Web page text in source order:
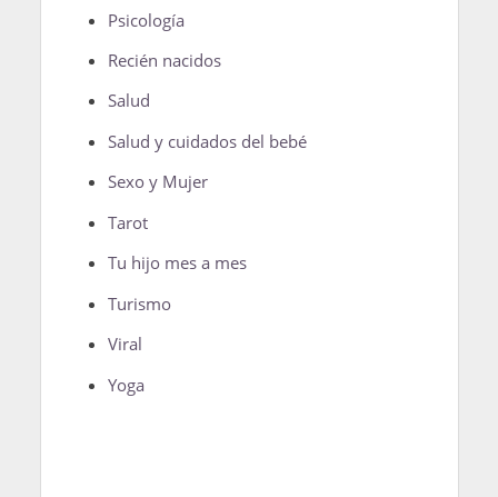
Psicología
Recién nacidos
Salud
Salud y cuidados del bebé
Sexo y Mujer
Tarot
Tu hijo mes a mes
Turismo
Viral
Yoga